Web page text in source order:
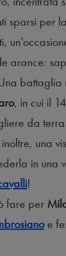
sparsi per
arance:
battaglia
, in cui il
da
una
in una
!
fare per
e